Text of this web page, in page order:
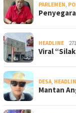
PARLEMEN,
HEADLINE
Viral
DESA,
Mantan